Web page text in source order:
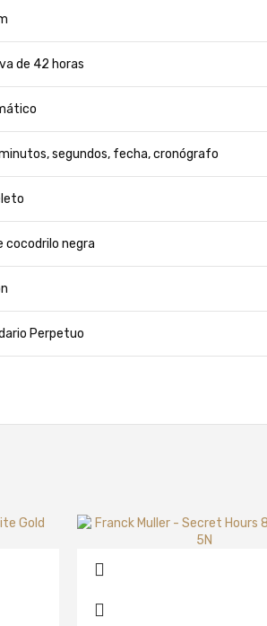
de 42 horas
segundos, fecha, cronógrafo
cocodrilo negra
Perpetuo